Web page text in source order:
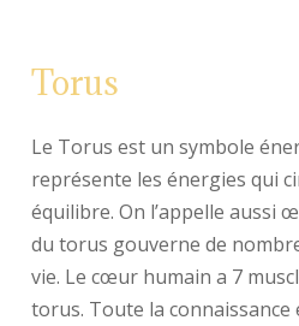
Torus
Le Torus est un symbole
représente les énergies qui
équilibre. On l’appelle aussi
du torus gouverne de
vie. Le cœur humain a 7
torus. Toute la connaissance